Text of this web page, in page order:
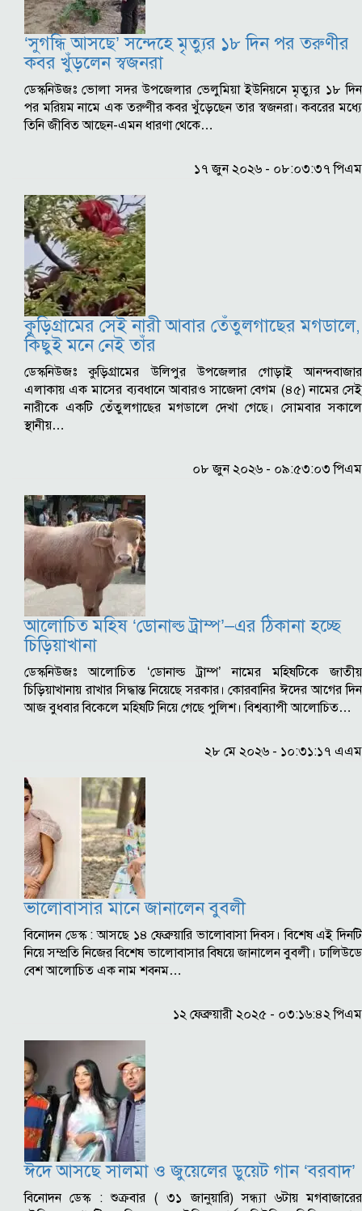
‘সুগন্ধি আসছে’ সন্দেহে মৃত্যুর ১৮ দিন পর তরুণীর
কবর খুঁড়লেন স্বজনরা
ডেস্কনিউজঃ ভোলা সদর উপজেলার ভেলুমিয়া ইউনিয়নে মৃত্যুর ১৮ দিন
পর মরিয়ম নামে এক তরুণীর কবর খুঁড়েছেন তার স্বজনরা। কবরের মধ্যে
তিনি জীবিত আছেন-এমন ধারণা থেকে…
১৭ জুন ২০২৬ - ০৮:০৩:৩৭ পিএম
কুড়িগ্রামের সেই নারী আবার তেঁতুলগাছের মগডালে,
কিছুই মনে নেই তাঁর
ডেস্কনিউজঃ কুড়িগ্রামের উলিপুর উপজেলার গোড়াই আনন্দবাজার
এলাকায় এক মাসের ব্যবধানে আবারও সাজেদা বেগম (৪৫) নামের সেই
নারীকে একটি তেঁতুলগাছের মগডালে দেখা গেছে। সোমবার সকালে
স্থানীয়…
০৮ জুন ২০২৬ - ০৯:৫৩:০৩ পিএম
আলোচিত মহিষ ‘ডোনাল্ড ট্রাম্প’–এর ঠিকানা হচ্ছে
চিড়িয়াখানা
ডেস্কনিউজঃ আলোচিত ‘ডোনাল্ড ট্রাম্প’ নামের মহিষটিকে জাতীয়
চিড়িয়াখানায় রাখার সিদ্ধান্ত নিয়েছে সরকার। কোরবানির ঈদের আগের দিন
আজ বুধবার বিকেলে মহিষটি নিয়ে গেছে পুলিশ। বিশ্বব্যাপী আলোচিত…
২৮ মে ২০২৬ - ১০:৩১:১৭ এএম
ভালোবাসার মানে জানালেন বুবলী
বিনোদন ডেস্ক : আসছে ১৪ ফেব্রুয়ারি ভালোবাসা দিবস। বিশেষ এই দিনটি
নিয়ে সম্প্রতি নিজের বিশেষ ভালোবাসার বিষয়ে জানালেন বুবলী। ঢালিউডে
বেশ আলোচিত এক নাম শবনম…
১২ ফেব্রুয়ারী ২০২৫ - ০৩:১৬:৪২ পিএম
ঈদে আসছে সালমা ও জুয়েলের ডুয়েট গান ‘বরবাদ’
বিনোদন ডেস্ক : শুক্রবার ( ৩১ জানুয়ারি) সন্ধ্যা ৬টায় মগবাজারের